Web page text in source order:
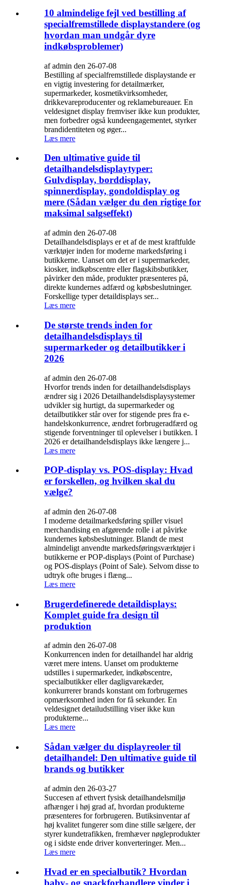
10 almindelige fejl ved bestilling af
specialfremstillede displaystandere (og
hvordan man undgår dyre
indkøbsproblemer)
af admin den 26-07-08
Bestilling af specialfremstillede displaystande er
en vigtig investering for detailmærker,
supermarkeder, kosmetikvirksomheder,
drikkevareproducenter og reklamebureauer. En
veldesignet display fremviser ikke kun produkter,
men forbedrer også kundeengagementet, styrker
brandidentiteten og øger...
Læs mere
Den ultimative guide til
detailhandelsdisplaytyper:
Gulvdisplay, borddisplay,
spinnerdisplay, gondoldisplay og
mere (Sådan vælger du den rigtige for
maksimal salgseffekt)
af admin den 26-07-08
Detailhandelsdisplays er et af de mest kraftfulde
værktøjer inden for moderne markedsføring i
butikkerne. Uanset om det er i supermarkeder,
kiosker, indkøbscentre eller flagskibsbutikker,
påvirker den måde, produkter præsenteres på,
direkte kundernes adfærd og købsbeslutninger.
Forskellige typer detaildisplays ser...
Læs mere
De største trends inden for
detailhandelsdisplays til
supermarkeder og detailbutikker i
2026
af admin den 26-07-08
Hvorfor trends inden for detailhandelsdisplays
ændrer sig i 2026 Detailhandelsdisplaysystemer
udvikler sig hurtigt, da supermarkeder og
detailbutikker står over for stigende pres fra e-
handelskonkurrence, ændret forbrugeradfærd og
stigende forventninger til oplevelser i butikken. I
2026 er detailhandelsdisplays ikke længere j...
Læs mere
POP-display vs. POS-display: Hvad
er forskellen, og hvilken skal du
vælge?
af admin den 26-07-08
I moderne detailmarkedsføring spiller visuel
merchandising en afgørende rolle i at påvirke
kundernes købsbeslutninger. Blandt de mest
almindeligt anvendte markedsføringsværktøjer i
butikkerne er POP-displays (Point of Purchase)
og POS-displays (Point of Sale). Selvom disse to
udtryk ofte bruges i flæng...
Læs mere
Brugerdefinerede detaildisplays:
Komplet guide fra design til
produktion
af admin den 26-07-08
Konkurrencen inden for detailhandel har aldrig
været mere intens. Uanset om produkterne
udstilles i supermarkeder, indkøbscentre,
specialbutikker eller dagligvarekæder,
konkurrerer brands konstant om forbrugernes
opmærksomhed inden for få sekunder. En
veldesignet detailudstilling viser ikke kun
produkterne...
Læs mere
Sådan vælger du displayreoler til
detailhandel: Den ultimative guide til
brands og butikker
af admin den 26-03-27
Succesen af ​​ethvert fysisk detailhandelsmiljø
afhænger i høj grad af, hvordan produkterne
præsenteres for forbrugeren. Butiksinventar af
høj kvalitet fungerer som dine stille sælgere, der
styrer kundetrafikken, fremhæver nøgleprodukter
og i sidste ende driver konverteringer. Men...
Læs mere
Hvad er en specialbutik? Hvordan
baby- og snackforhandlere vinder i